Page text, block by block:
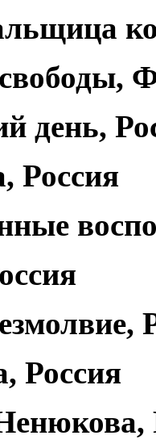
день,
Россия
Россия